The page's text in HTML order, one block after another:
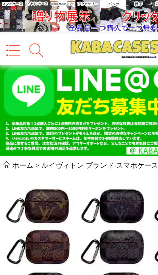
ホーム > ルイヴィトン ブランド スマホケース